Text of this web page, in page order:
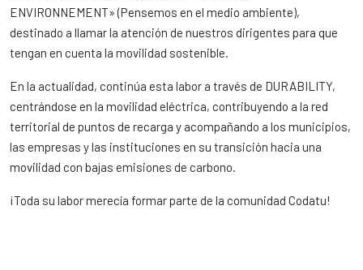
ENVIRONNEMENT» (Pensemos en el medio ambiente),
destinado a llamar la atención de nuestros dirigentes para que
tengan en cuenta la movilidad sostenible.
En la actualidad, continúa esta labor a través de DURABILITY,
centrándose en la movilidad eléctrica, contribuyendo a la red
territorial de puntos de recarga y acompañando a los municipios,
las empresas y las instituciones en su transición hacia una
movilidad con bajas emisiones de carbono.
¡Toda su labor merecía formar parte de la comunidad Codatu!